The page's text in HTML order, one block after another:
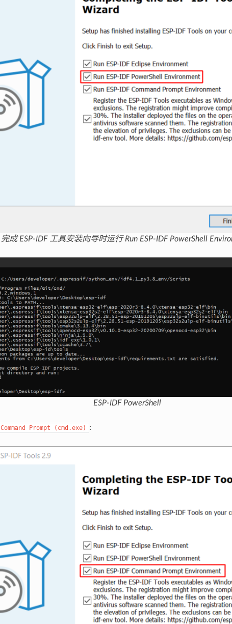
完成 ESP-IDF 工具安装向导时运行 Run ESP-IDF PowerShell
ESP-IDF PowerShell
Command Prompt (cmd.exe) :